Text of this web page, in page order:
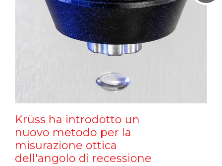
Krüss ha introdotto un
nuovo metodo per la
misurazione ottica
dell'angolo di recessione